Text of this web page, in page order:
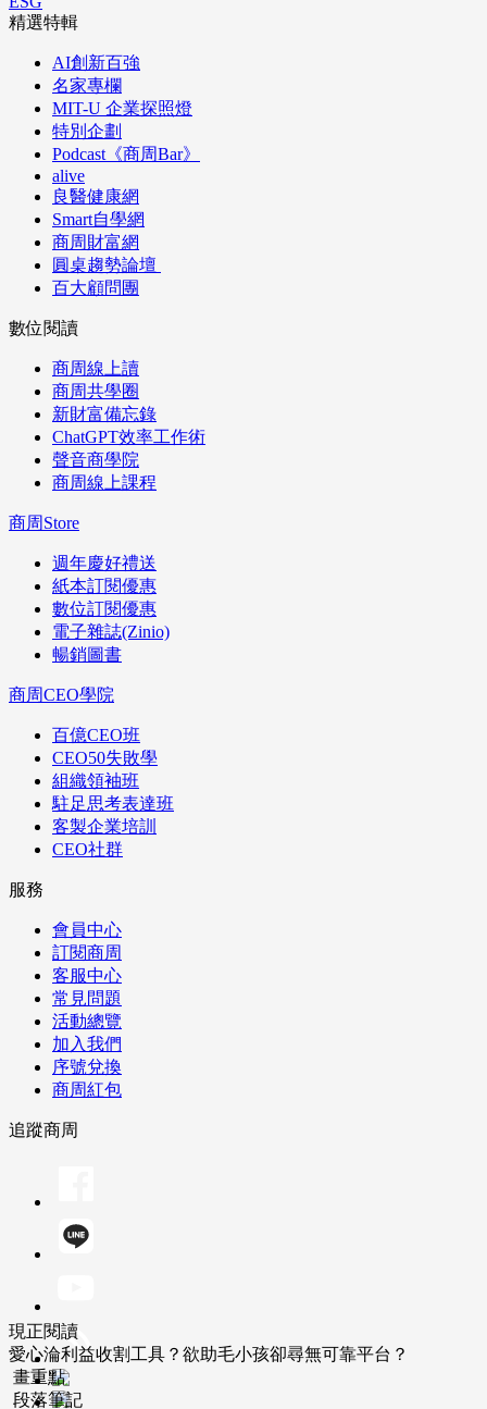
精選特輯
AI創新百強
名家專欄
MIT-U 企業探照燈
特別企劃
Podcast《商周Bar》
alive
良醫健康網
Smart自學網
商周財富網
圓桌趨勢論壇
百大顧問團
數位閱讀
商周線上讀
商周共學圈
新財富備忘錄
ChatGPT效率工作術
聲音商學院
商周線上課程
商周Store
週年慶好禮送
紙本訂閱優惠
數位訂閱優惠
電子雜誌(Zinio)
暢銷圖書
商周CEO學院
百億CEO班
CEO50失敗學
組織領袖班
駐足思考表達班
客製企業培訓
CEO社群
服務
會員中心
訂閱商周
客服中心
常見問題
活動總覽
加入我們
序號兌換
商周紅包
追蹤商周
現正閱讀
愛心淪利益收割工具？欲助毛小孩卻尋無可靠平台？
畫重點
段落筆記